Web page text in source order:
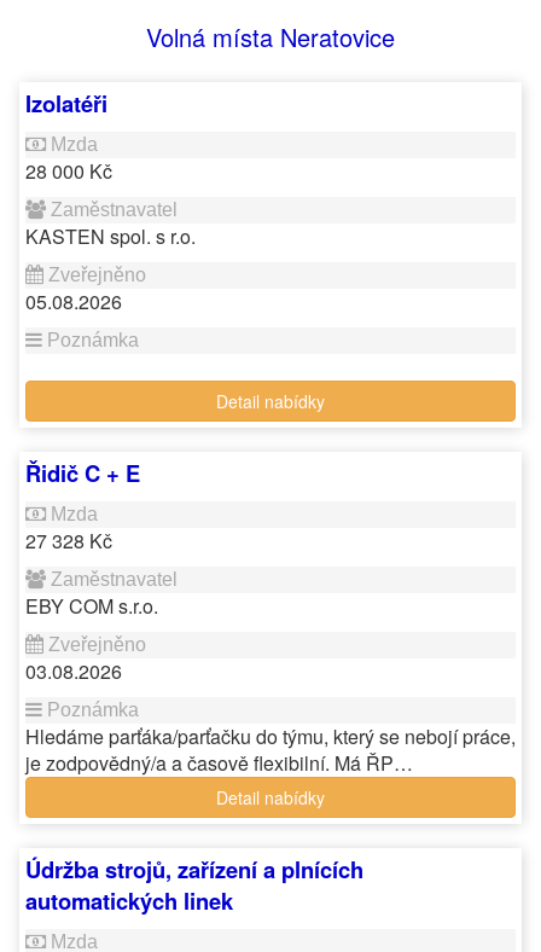
Volná místa Neratovice
Izolatéři
28 000 Kč
KASTEN spol. s r.o.
05.08.2026
Detail nabídky
Řidič C + E
27 328 Kč
EBY COM s.r.o.
03.08.2026
Hledáme parťáka/parťačku do týmu, který se nebojí práce,
je zodpovědný/a a časově flexibilní. Má ŘP…
Detail nabídky
Údržba strojů, zařízení a plnících
automatických linek